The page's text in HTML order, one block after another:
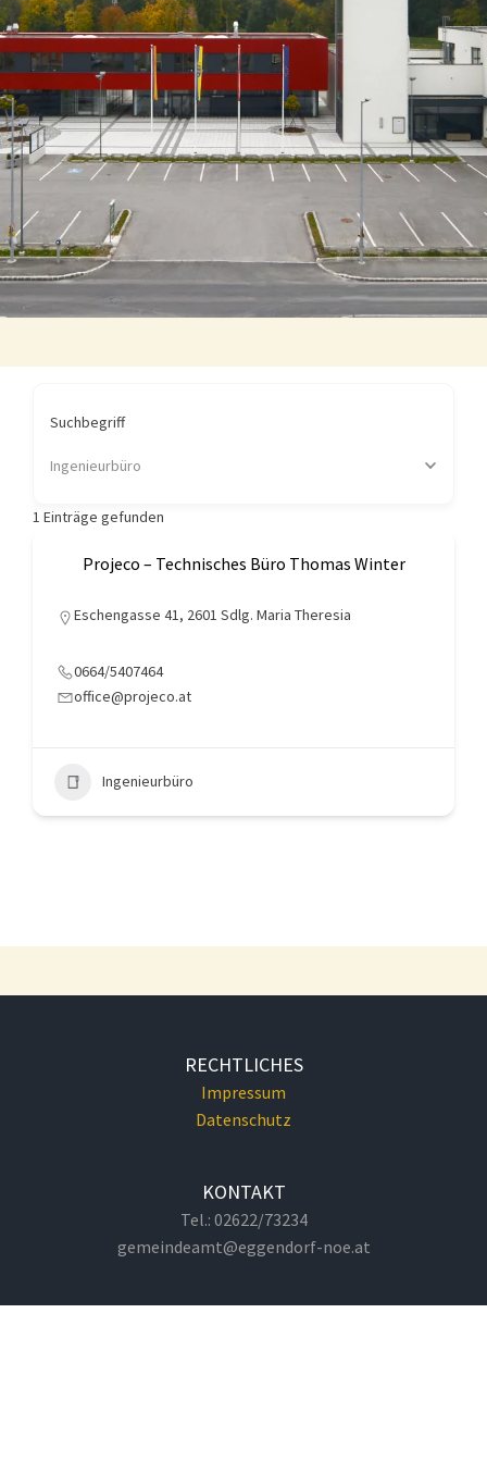
Suchbegriff
Ingenieurbüro
1 Einträge gefunden
Projeco – Technisches Büro Thomas Winter
Eschengasse 41, 2601 Sdlg. Maria Theresia
0664/5407464
office@projeco.at
Ingenieurbüro
RECHTLICHES
Impressum
Datenschutz
KONTAKT
Tel.: 02622/73234
gemeindeamt@eggendorf-noe.at